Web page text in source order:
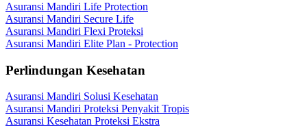
Asuransi Mandiri Life Protection
Asuransi Mandiri Secure Life
Asuransi Mandiri Flexi Proteksi
Asuransi Mandiri Elite Plan - Protection
Perlindungan Kesehatan
Asuransi Mandiri Solusi Kesehatan
Asuransi Mandiri Proteksi Penyakit Tropis
Asuransi Kesehatan Proteksi Ekstra